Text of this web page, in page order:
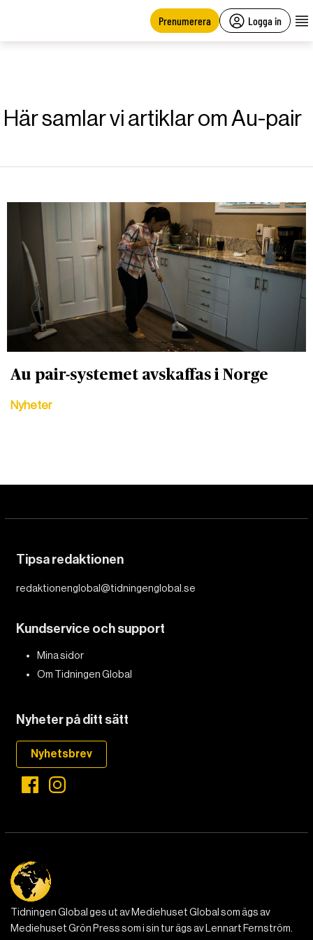
Prenumerera Logga in
Här samlar vi artiklar om Au-pair
Au pair-systemet avskaffas i Norge
Nyheter
Tipsa redaktionen
redaktionenglobal@tidningenglobal.se
Kundservice och support
Mina sidor
Om Tidningen Global
Nyheter på ditt sätt
Nyhetsbrev
Tidningen Global ges ut av Mediehuset Global som ägs av
Mediehuset Grön Press som i sin tur ägs av Lennart Fernström.